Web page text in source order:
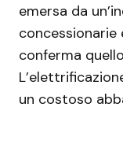
emersa da
concessionarie
conferma
un costoso